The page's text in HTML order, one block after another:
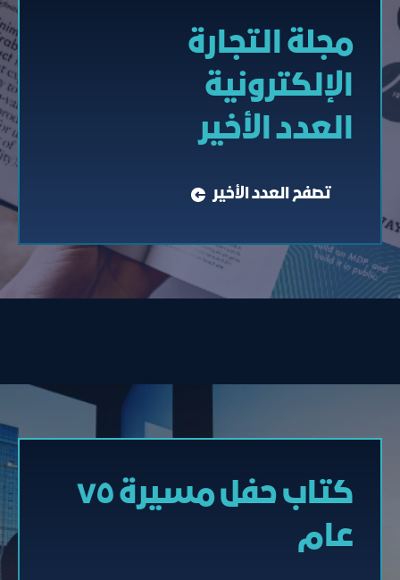
مجلة التجارة
الإلكترونیة
العدد الأخير
تصفح العدد الأخير
كتاب حفل مسيرة ٧٥
عام